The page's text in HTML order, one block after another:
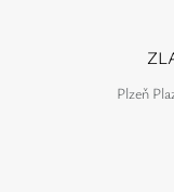
Plzeň